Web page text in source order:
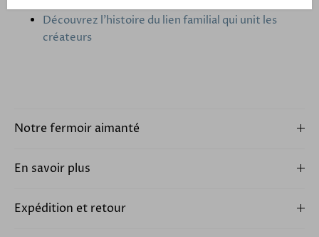
Découvrez l'histoire du lien familial qui unit les
créateurs
Notre fermoir aimanté
En savoir plus
Expédition et retour